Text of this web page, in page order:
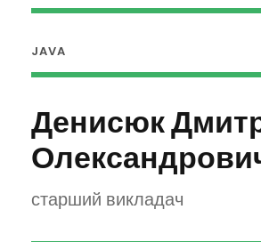
JAVA
Денисюк
старший викладач